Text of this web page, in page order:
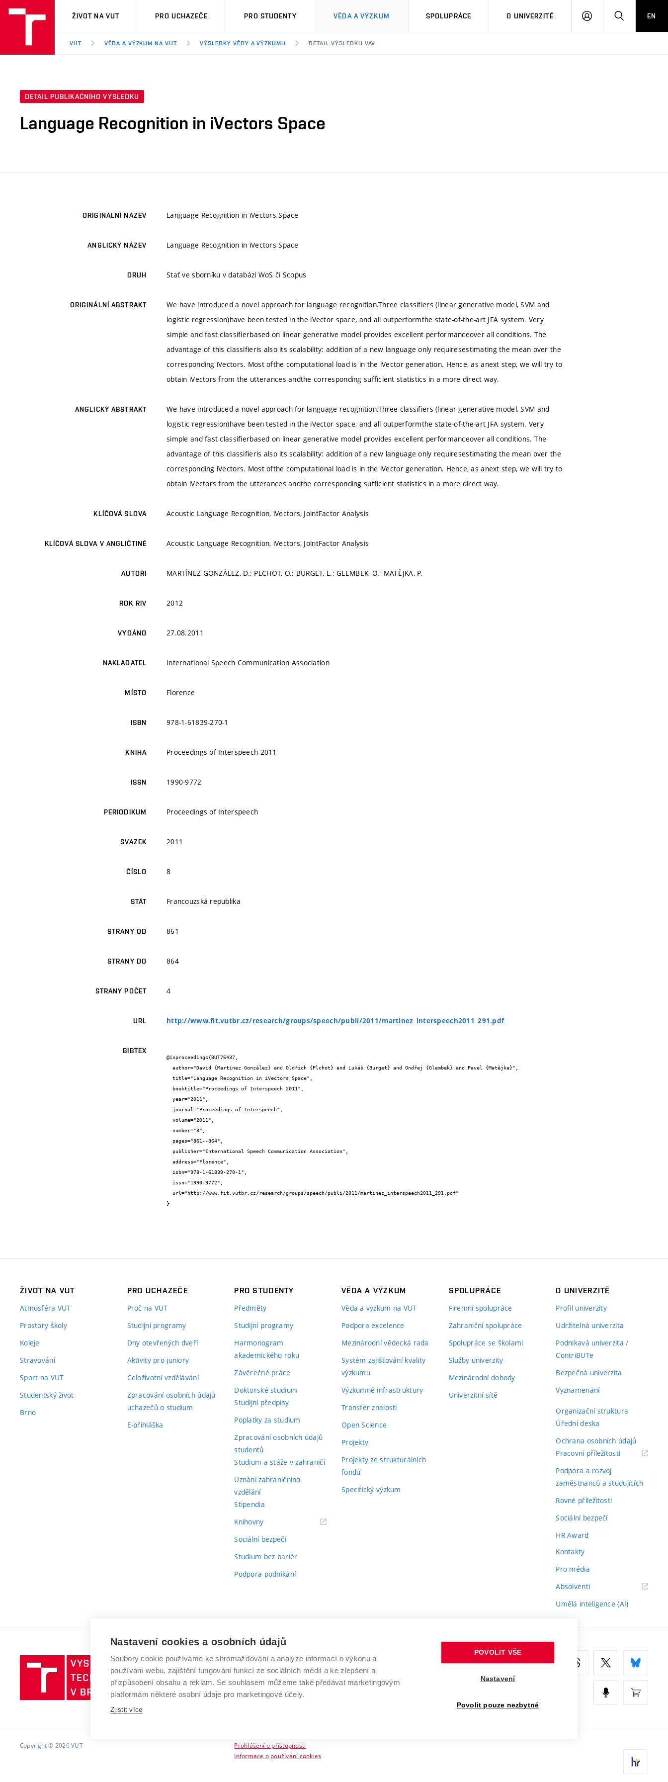
VUT
ŽIVOT NA VUT PRO UCHAZEČE PRO STUDENTY VĚDA A VÝZKUM SPOLUPRÁCE O UNIVERZITĚ
PŘIHLÁSIT HLEDATEN
VUT VĚDA A VÝZKUM NA VUT VÝSLEDKY VĚDY A VÝZKUMU DETAIL VÝSLEDKU VAV
DETAIL PUBLIKAČNÍHO VÝSLEDKU
Language Recognition in iVectors Space
ORIGINÁLNÍ NÁZEV Language Recognition in iVectors Space
ANGLICKÝ NÁZEV Language Recognition in iVectors Space
DRUH Stať ve sborníku v databázi WoS či Scopus
ORIGINÁLNÍ ABSTRAKT
We have introduced a novel approach for language recognition.Three classifiers (linear generative model, SVM and
logistic regression)have been tested in the iVector space, and all outperformthe state-of-the-art JFA system. Very
simple and fast classifierbased on linear generative model provides excellent performanceover all conditions. The
advantage of this classifieris also its scalability: addition of a new language only requiresestimating the mean over the
corresponding iVectors. Most ofthe computational load is in the iVector generation. Hence, as anext step, we will try to
obtain iVectors from the utterances andthe corresponding sufficient statistics in a more direct way.
ANGLICKÝ ABSTRAKT
We have introduced a novel approach for language recognition.Three classifiers (linear generative model, SVM and
logistic regression)have been tested in the iVector space, and all outperformthe state-of-the-art JFA system. Very
simple and fast classifierbased on linear generative model provides excellent performanceover all conditions. The
advantage of this classifieris also its scalability: addition of a new language only requiresestimating the mean over the
corresponding iVectors. Most ofthe computational load is in the iVector generation. Hence, as anext step, we will try to
obtain iVectors from the utterances andthe corresponding sufficient statistics in a more direct way.
KLÍČOVÁ SLOVA Acoustic Language Recognition, iVectors, JointFactor Analysis
KLÍČOVÁ SLOVA V ANGLIČTINĚ Acoustic Language Recognition, iVectors, JointFactor Analysis
AUTOŘI MARTÍNEZ GONZÁLEZ, D.; PLCHOT, O.; BURGET, L.; GLEMBEK, O.; MATĚJKA, P.
ROK RIV 2012
VYDÁNO 27.08.2011
NAKLADATEL International Speech Communication Association
MÍSTO Florence
ISBN 978-1-61839-270-1
KNIHA Proceedings of Interspeech 2011
ISSN 1990-9772
PERIODIKUM Proceedings of Interspeech
SVAZEK 2011
ČÍSLO 8
STÁT Francouzská republika
STRANY OD 861
STRANY DO 864
STRANY POČET 4
URL http://www.fit.vutbr.cz/research/groups/speech/publi/2011/martinez_interspeech2011_291.pdf
BIBTEX
@inproceedings{BUT76437,
}
ŽIVOT NA VUT
Atmosféra VUT
Prostory školy
Koleje
Stravování
Sport na VUT
Studentský život
Brno
PRO UCHAZEČE
Proč na VUT
Studijní programy
Dny otevřených dveří
Aktivity pro juniory
Celoživotní vzdělávání
Zpracování osobních údajů
uchazečů o studium
E-přihláška
PRO STUDENTY
Předměty
Studijní programy
Harmonogram
akademického roku
Závěrečné práce
Doktorské studium
Studijní předpisy
Poplatky za studium
Zpracování osobních údajů
studentů
Studium a stáže v zahraničí
Uznání zahraničního
vzdělání
Stipendia
Knihovny(externí
Sociální bezpečí
Studium bez bariér
Podpora podnikání
VĚDA A VÝZKUM
Věda a výzkum na VUT
Podpora excelence
Mezinárodní vědecká rada
Systém zajišťování kvality
výzkumu
Výzkumné infrastruktury
Transfer znalostí
Open Science
Projekty
Projekty ze strukturálních
fondů
Specifický výzkum
SPOLUPRÁCE
Firemní spolupráce
Zahraniční spolupráce
Spolupráce se školami
Služby univerzity
Mezinárodní dohody
Univerzitní sítě
O UNIVERZITĚ
Profil univerzity
Udržitelná univerzita
Podnikavá univerzita /
ContriBUTe
Bezpečná univerzita
Vyznamenání
Organizační struktura
Úřední deska
Ochrana osobních údajů
Pracovní příležitosti(externí
Podpora a rozvoj
zaměstnanců a studujících
Rovné příležitosti
Sociální bezpečí
HR Award
Kontakty
Pro média
Absolventi(externí
Umělá inteligence (AI)
Vysoké
učení
technické
v
VYSOKÉ UČENÍ TECHNICKÉ V BRNĚ
Antonínská 548/1
602 00 Brno
www.vut.cz
Copyright © 2026 VUT
Prohlášení o přístupnosti
Informace o používání cookies
Nastavení cookies a osobních údajů
Soubory cookie používáme ke shromažďování a analýze informací o výkonu a
používání webu, zajištění fungování funkcí ze sociálních médií a ke zlepšení a
přizpůsobení obsahu a reklam. Se souhlasem můžeme také předávat marketingovým
platformám některé osobní údaje pro marketingové účely.
Zjistit více
POVOLIT VŠE
Nastavení
Povolit pouze nezbytné